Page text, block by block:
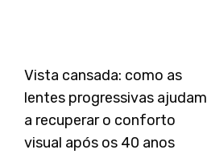
Vista cansada: como as
lentes progressivas ajudam
a recuperar o conforto
visual após os 40 anos